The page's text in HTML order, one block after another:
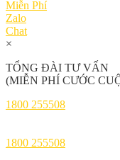
Miễn Phí
Zalo
Chat
×
TỔNG ĐÀI TƯ VẤN
(MIỄN PHÍ CƯỚC
1800 255508
1800 255508